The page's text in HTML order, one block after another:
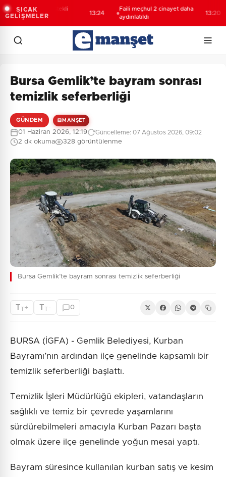
SICAK
GELİŞMELER
JİHA destekli
13:24
Faili meçhul 2 cinayet daha
aydınlatıldı
13:20
Bursa Gemlik’te bayram sonrası
temizlik seferberliği
GÜNDEM MANŞET
01 Haziran 2026, 12:19 Güncelleme: 07 Ağustos 2026, 09:02
2 dk okuma 328 görüntülenme
Bursa Gemlik’te bayram sonrası temizlik seferberliği
TT+ TT - 0
BURSA (İGFA) - Gemlik Belediyesi, Kurban
Bayramı’nın ardından ilçe genelinde kapsamlı bir
temizlik seferberliği başlattı.
Temizlik İşleri Müdürlüğü ekipleri, vatandaşların
sağlıklı ve temiz bir çevrede yaşamlarını
sürdürebilmeleri amacıyla Kurban Pazarı başta
olmak üzere ilçe genelinde yoğun mesai yaptı.
Bayram süresince kullanılan kurban satış ve kesim